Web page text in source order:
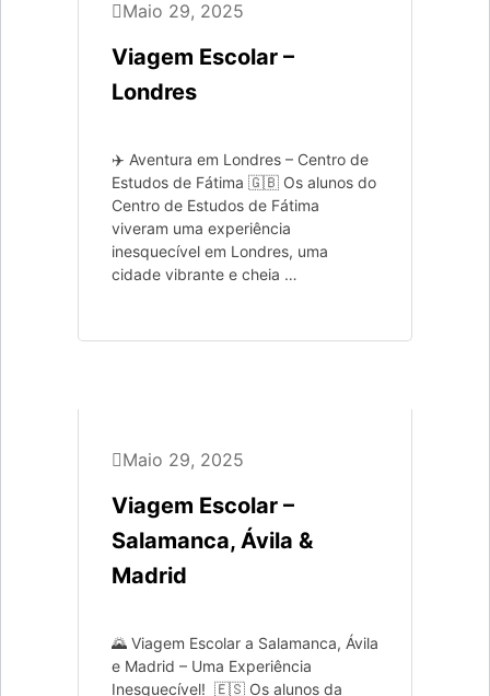
Maio 29, 2025
Viagem Escolar –
Londres
✈️ Aventura em Londres – Centro de
Estudos de Fátima 🇬🇧 Os alunos do
Centro de Estudos de Fátima
viveram uma experiência
inesquecível em Londres, uma
cidade vibrante e cheia …
Maio 29, 2025
Viagem Escolar –
Salamanca, Ávila &
Madrid
🌄 Viagem Escolar a Salamanca, Ávila
e Madrid – Uma Experiência
Inesquecível! 🇪🇸 Os alunos da